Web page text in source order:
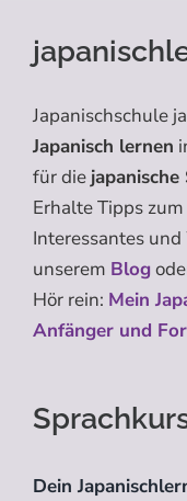
Japanischschule
Japanisch lernen
für die japanische
Erhalte Tipps
Interessantes
unserem Blog
Hör rein: Mein
Anfänger und
Dein